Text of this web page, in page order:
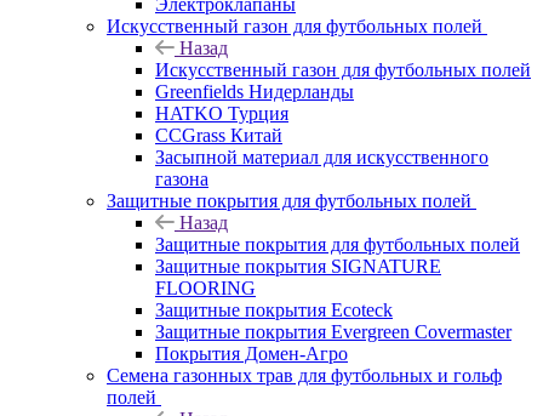
Электроклапаны
Искусственный газон для футбольных полей
Назад
Искусственный газон для футбольных полей
Greenfields Нидерланды
HATKO Турция
CCGrass Китай
Засыпной материал для искусственного
газона
Защитные покрытия для футбольных полей
Назад
Защитные покрытия для футбольных полей
Защитные покрытия SIGNATURE
FLOORING
Защитные покрытия Ecoteck
Защитные покрытия Evergreen Covermaster
Покрытия Домен-Агро
Семена газонных трав для футбольных и гольф
полей